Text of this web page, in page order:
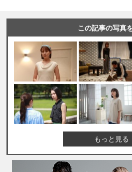
この記事の写真
もっと見る